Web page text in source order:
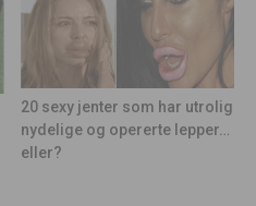
20 sexy jenter som har utrolig
nydelige og opererte lepper…
eller?